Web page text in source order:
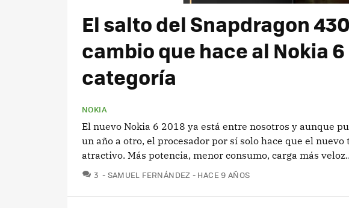
El salto del Snapdragon
cambio que hace al Nokia
categoría
NOKIA
El nuevo Nokia 6 2018 ya está entre nosotros y aunque
un año a otro, el procesador por sí solo hace que el
atractivo. Más potencia, menor consumo, carga más
3 COMENTARIOS
SAMUEL FERNÁNDEZ HACE 9 AÑOS